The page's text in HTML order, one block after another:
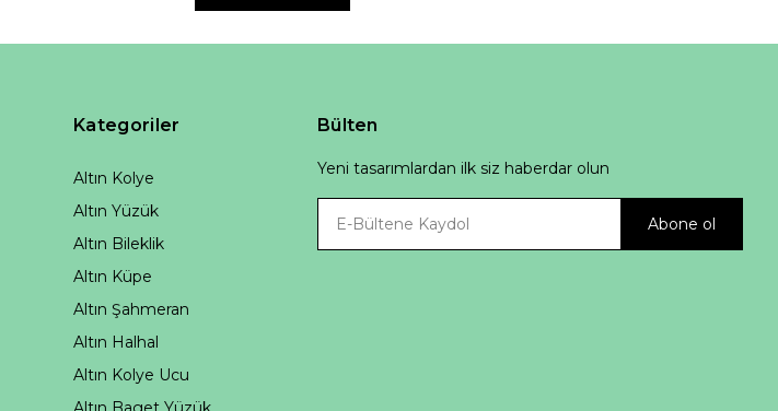
Kategoriler
Altın Kolye
Altın Yüzük
Altın Bileklik
Altın Küpe
Altın Şahmeran
Altın Halhal
Altın Kolye Ucu
Bülten
Yeni tasarımlardan ilk siz haberdar olun
Abone ol